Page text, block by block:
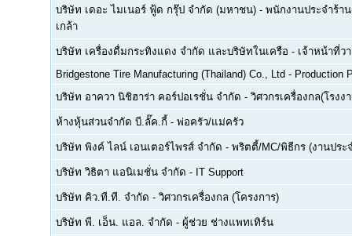
บริษัท เดอะ ไมเนอร์ ฟู้ด กรุ๊ป จำกัด (มหาชน) - พนักงานประจำร้า
เกล้า
บริษัท เครื่องดื่มกระทิงแดง จำกัด และบริษัทในเครือ - เจ้าหน้าที่ว
Bridgestone Tire Manufacturing (Thailand) Co., Ltd - Production
บริษัท อาควา นิชิฮาร่า คอร์ปอเรชั่น จำกัด - วิศวกรเครื่องกล(โรงง
ห้างหุ้นส่วนจำกัด บี.ลั๊ค.กี้ - พ่อครัว/แม่ครัว
บริษัท พิงค์ ไลน์ เอนเตอร์ไพรส์ จำกัด - พริตตี้/MC/พิธีกร (งานประ
บริษัท วิธิตา แอนิเมชั่น จำกัด - IT Support
บริษัท คิว.ที.ที. จำกัด - วิศวกรเครื่องกล (โครงการ)
บริษัท พี. เอ็น. แอล. จำกัด - ผู้ช่วย ช่างแพทเทิร์น